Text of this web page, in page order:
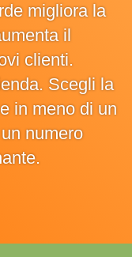
migliora la
il
clienti.
Scegli la
in meno di un
numero